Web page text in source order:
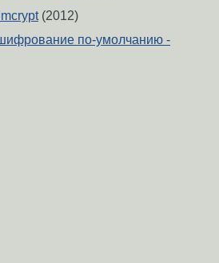
(2012)
по-умолчанию -